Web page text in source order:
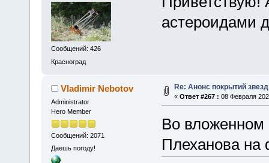
Сообщений: 426
Красноград
астероидами
Vladimir Nebotov
Administrator
Hero Member
Сообщений: 2071
Даешь погоду!
Re: Анонс покрытий
« Ответ #267 : 08 Февраля
Во вложенном
Плеханова на